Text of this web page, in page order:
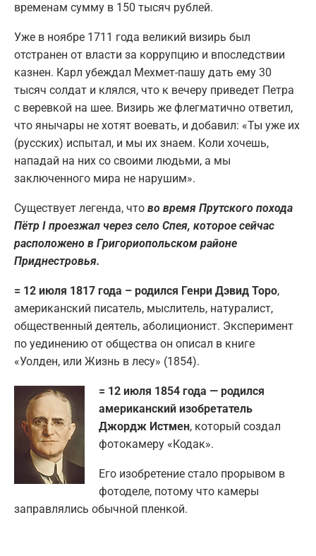
временам сумму в 150 тысяч рублей.
Уже в ноябре 1711 года великий визирь был
отстранен от власти за коррупцию и впоследствии
казнен. Карл убеждал Мехмет-пашу дать ему 30
тысяч солдат и клялся, что к вечеру приведет Петра
с веревкой на шее. Визирь же флегматично ответил,
что янычары не хотят воевать, и добавил: «Ты уже их
(русских) испытал, и мы их знаем. Коли хочешь,
нападай на них со своими людьми, а мы
заключенного мира не нарушим».
Существует легенда, что во время Прутского похода
Пётр I проезжал через село Спея, которое сейчас
расположено в Григориопольском районе
Приднестровья.
= 12 июля 1817 года – родился Генри Дэвид Торо,
американский писатель, мыслитель, натуралист,
общественный деятель, аболиционист. Эксперимент
по уединению от общества он описал в книге
«Уолден, или Жизнь в лесу» (1854).
= 12 июля 1854 года — родился
американский изобретатель
Джордж Истмен, который создал
фотокамеру «Кодак».
Его изобретение стало прорывом в
фотоделе, потому что камеры
заправлялись обычной пленкой.